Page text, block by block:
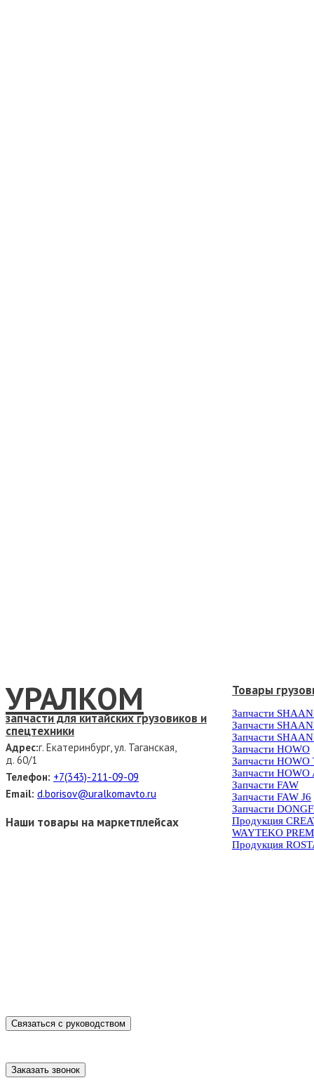
УРАЛКОМ
запчасти для китайских грузовиков и
спецтехники
Адрес:г. Екатеринбург, ул. Таганская,
д. 60/1
Телефон: +7(343)-211-09-09
Email: d.borisov@uralkomavto.ru
Наши товары на маркетплейсах
Связаться с руководством
Заказать звонок
Товары
Запчасти
Запчасти
Запчасти
Запчасти HOWO
Запчасти HOWO
Запчасти HOWO
Запчасти FAW
Запчасти FAW J6
Запчасти
Продукция
WAYTEKO
Продукция